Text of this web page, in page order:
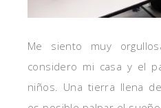
Me siento muy
considero mi casa y el
niños. Una tierra llena